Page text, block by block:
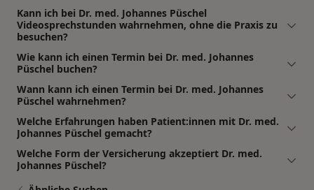
Kann ich bei Dr. med. Johannes Püschel
Videosprechstunden wahrnehmen, ohne die Praxis zu
besuchen?
Wie kann ich einen Termin bei Dr. med. Johannes
Püschel buchen?
Wann kann ich einen Termin bei Dr. med. Johannes
Püschel wahrnehmen?
Welche Erfahrungen haben Patient:innen mit Dr. med.
Johannes Püschel gemacht?
Welche Form der Versicherung akzeptiert Dr. med.
Johannes Püschel?